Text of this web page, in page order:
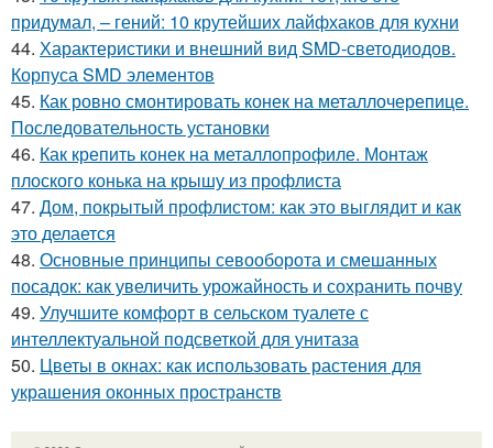
придумал, – гений: 10 крутейших лайфхаков для кухни
44. Характеристики и внешний вид SMD-светодиодов.
Корпуса SMD элементов
45. Как ровно смонтировать конек на металлочерепице.
Последовательность установки
46. Как крепить конек на металлопрофиле. Монтаж
плоского конька на крышу из профлиста
47. Дом, покрытый профлистом: как это выглядит и как
это делается
48. Основные принципы севооборота и смешанных
посадок: как увеличить урожайность и сохранить почву
49. Улучшите комфорт в сельском туалете с
интеллектуальной подсветкой для унитаза
50. Цветы в окнах: как использовать растения для
украшения оконных пространств